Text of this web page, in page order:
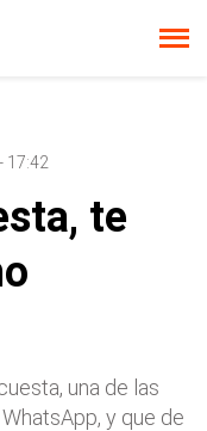
17:42
te
una de las
y que de